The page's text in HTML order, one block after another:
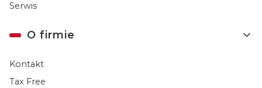
Serwis
O firmie
Kontakt
Tax Free